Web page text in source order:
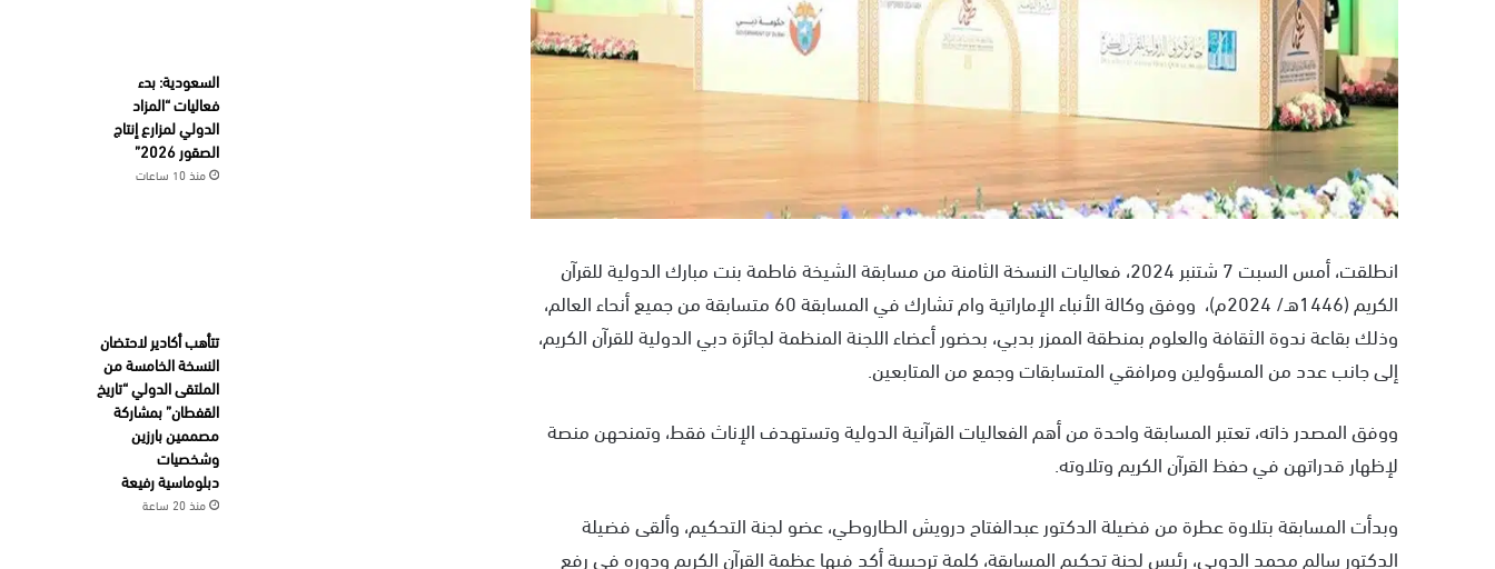
انطلقت، أمس السبت 7 شتنبر 2024، فعاليات النسخة الثامنة من مسابقة الشيخة فاطمة بنت مبارك الدولية للقرآن
الكريم (1446هـ/ 2024م)، ووفق وكالة الأنباء الإماراتية وام تشارك في المسابقة 60 متسابقة من جميع أنحاء العالم،
وذلك بقاعة ندوة الثقافة والعلوم بمنطقة الممزر بدبي، بحضور أعضاء اللجنة المنظمة لجائزة دبي الدولية للقرآن الكريم،
إلى جانب عدد من المسؤولين ومرافقي المتسابقات وجمع من المتابعين.
ووفق المصدر ذاته، تعتبر المسابقة واحدة من أهم الفعاليات القرآنية الدولية وتستهدف الإناث فقط، وتمنحهن منصة
لإظهار قدراتهن في حفظ القرآن الكريم وتلاوته.
وبدأت المسابقة بتلاوة عطرة من فضيلة الدكتور عبدالفتاح درويش الطاروطي، عضو لجنة التحكيم، وألقى فضيلة
الدكتور سالم محمد الدوبي، رئيس لجنة تحكيم المسابقة، كلمة ترحيبية أكد فيها عظمة القرآن الكريم ودوره في رفع
السعودية: بدء
فعاليات “المزاد
الدولي لمزارع إنتاج
الصقور 2026”
منذ 10 ساعات
تتأهب أكادير لاحتضان
النسخة الخامسة من
الملتقى الدولي “تاريخ
القفطان” بمشاركة
مصممين بارزين
وشخصيات
دبلوماسية رفيعة
منذ 20 ساعة